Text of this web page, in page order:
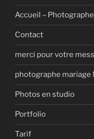
Accueil –
Contact
merci pour votre
photographe mariage
Photos en studio
Portfolio
Tarif